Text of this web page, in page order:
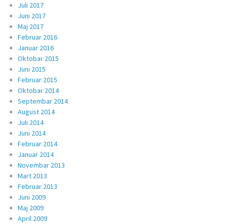
Juli 2017
Juni 2017
Maj 2017
Februar 2016
Januar 2016
Oktobar 2015
Juni 2015
Februar 2015
Oktobar 2014
Septembar 2014
August 2014
Juli 2014
Juni 2014
Februar 2014
Januar 2014
Novembar 2013
Mart 2013
Februar 2013
Juni 2009
Maj 2009
April 2009